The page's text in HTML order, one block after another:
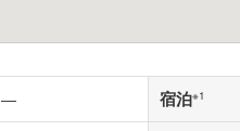
― 宿泊※1